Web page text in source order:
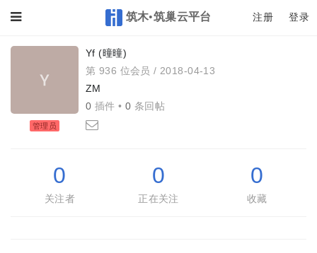
Toggle 筑木•筑巢云平台 注册 登录
管理员
Yf (曈曈)
第 936 位会员 / 2018-04-13
ZM
0 插件 • 0 条回帖
0
关注者
0
正在关注
0
收藏